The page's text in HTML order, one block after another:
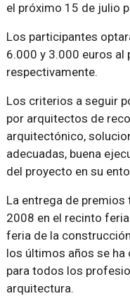
el próximo 15 de julio
Los participantes
6.000 y 3.000 euros al
respectivamente.
Los criterios a seguir
por arquitectos de
arquitectónico,
adecuadas, buena
del proyecto en su
La entrega de
2008 en el recinto
feria de la construcción
los últimos años se ha
para todos los
arquitectura.